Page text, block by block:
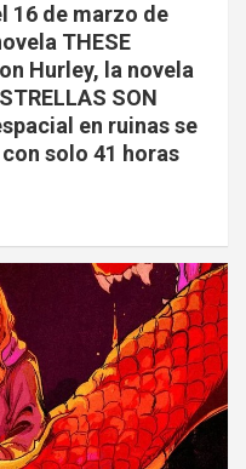
16 de marzo de
THESE
Hurley, la novela
SON
en ruinas se
solo 41 horas